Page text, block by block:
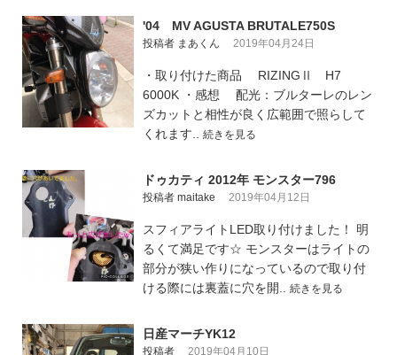
'04 MV AGUSTA BRUTALE750S
投稿者 まあくん 2019年04月24日
・取り付けた商品 RIZINGⅡ H7
6000K ・感想 配光：ブルターレのレン
ズカットと相性が良く広範囲で照らして
くれます.. 続きを見る
ドゥカティ 2012年 モンスター796
投稿者 maitake 2019年04月12日
スフィアライトLED取り付けました！ 明
るくて満足です☆ モンスターはライトの
部分が狭い作りになっているので取り付
ける際には裏蓋に穴を開.. 続きを見る
日産マーチYK12
投稿者 2019年04月10日